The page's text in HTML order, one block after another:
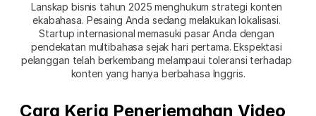
Lanskap bisnis tahun 2025 menghukum strategi konten
ekabahasa. Pesaing Anda sedang melakukan lokalisasi.
Startup internasional memasuki pasar Anda dengan
pendekatan multibahasa sejak hari pertama. Ekspektasi
pelanggan telah berkembang melampaui toleransi terhadap
konten yang hanya berbahasa Inggris.
Cara Kerja Penerjemahan Video